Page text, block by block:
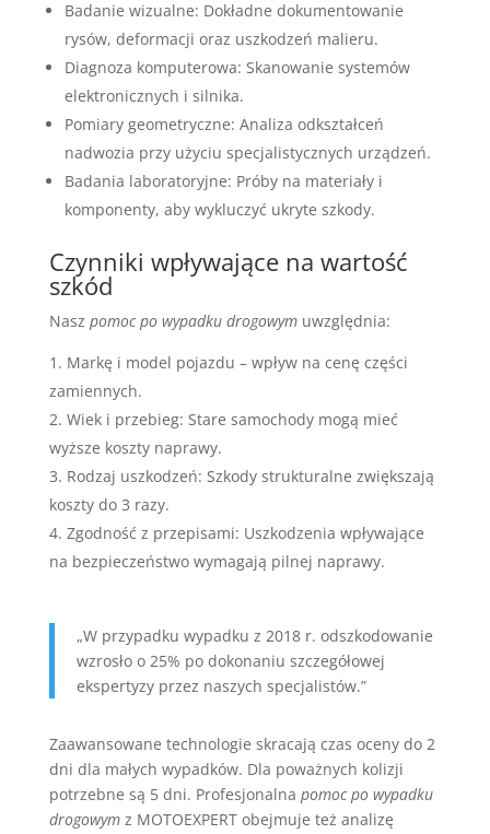
Badanie wizualne: Dokładne dokumentowanie
rysów, deformacji oraz uszkodzeń malieru.
Diagnoza komputerowa: Skanowanie systemów
elektronicznych i silnika.
Pomiary geometryczne: Analiza odkształceń
nadwozia przy użyciu specjalistycznych urządzeń.
Badania laboratoryjne: Próby na materiały i
komponenty, aby wykluczyć ukryte szkody.
Czynniki wpływające na wartość
szkód
Nasz pomoc po wypadku drogowymuwzględnia:
Markę i model pojazdu – wpływ na cenę części
zamiennych.
Wiek i przebieg: Stare samochody mogą mieć
wyższe koszty naprawy.
Rodzaj uszkodzeń: Szkody strukturalne zwiększają
koszty do 3 razy.
Zgodność z przepisami: Uszkodzenia wpływające
na bezpieczeństwo wymagają pilnej naprawy.
„W przypadku wypadku z 2018 r. odszkodowanie
wzrosło o 25% po dokonaniu szczegółowej
ekspertyzy przez naszych specjalistów.”
Zaawansowane technologie skracają czas oceny do 2
dni dla małych wypadków. Dla poważnych kolizji
potrzebne są 5 dni. Profesjonalna pomoc po wypadku
drogowymz MOTOEXPERT obejmuje też analizę